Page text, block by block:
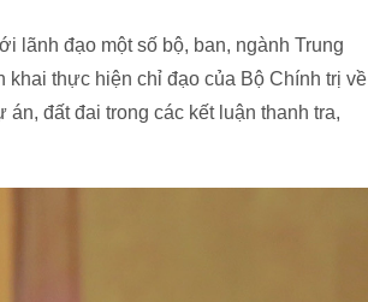
lãnh đạo một số bộ, ban, ngành Trung
thực hiện chỉ đạo của Bộ Chính trị về
đất đai trong các kết luận thanh tra,